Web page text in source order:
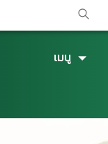
เมนู